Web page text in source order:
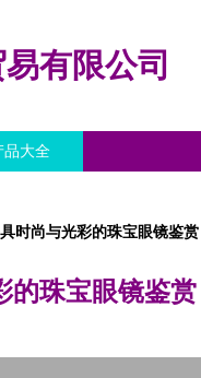
有限公司
品大全
时尚与光彩的珠宝眼镜鉴赏
的珠宝眼镜鉴赏